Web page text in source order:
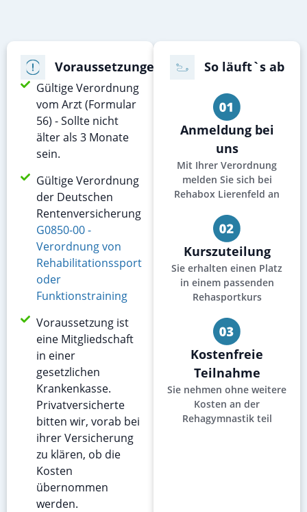
Voraussetzungen
Gültige Verordnung
vom Arzt (Formular
56) - Sollte nicht
älter als 3 Monate
sein.
Gültige Verordnung
der Deutschen
Rentenversicherung
G0850-00 -
Verordnung von
Rehabilitationssport
oder
Funktionstraining
Voraussetzung ist
eine Mitgliedschaft
in einer
gesetzlichen
Krankenkasse.
Privatversicherte
bitten wir, vorab bei
ihrer Versicherung
zu klären, ob die
Kosten
übernommen
werden.
So läuft`s ab
Anmeldung bei
uns
Mit Ihrer Verordnung
melden Sie sich bei
Rehabox Lierenfeld an
Kurszuteilung
Sie erhalten einen Platz
in einem passenden
Rehasportkurs
Kostenfreie
Teilnahme
Sie nehmen ohne weitere
Kosten an der
Rehagymnastik teil